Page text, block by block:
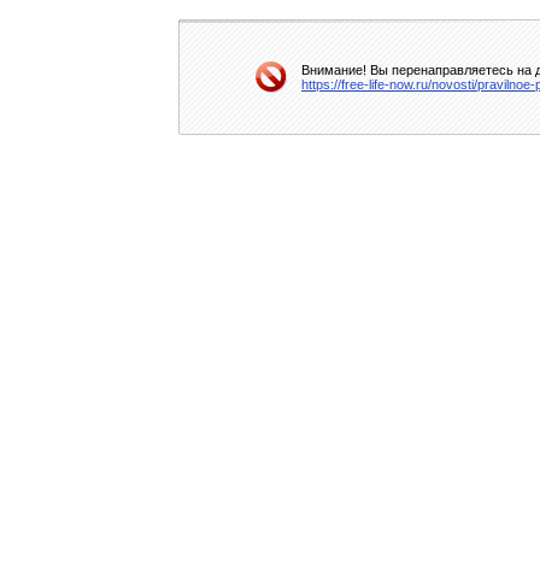
Внимание! Вы перенаправляетесь на
https://free-life-now.ru/novosti/